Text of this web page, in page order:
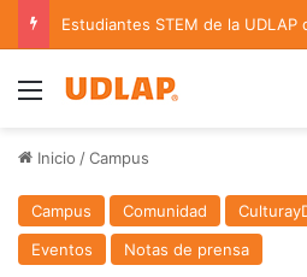
Menu
Inicio /Campus
Campus Comunidad
Eventos
Notas de prensa